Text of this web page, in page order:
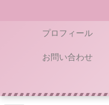
プロフィール
お問い合わせ